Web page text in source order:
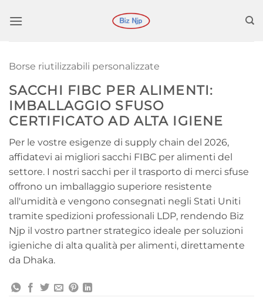
Borse riutilizzabili personalizzate
SACCHI FIBC PER ALIMENTI:
IMBALLAGGIO SFUSO
CERTIFICATO AD ALTA IGIENE
Per le vostre esigenze di supply chain del 2026,
affidatevi ai migliori sacchi FIBC per alimenti del
settore. I nostri sacchi per il trasporto di merci sfuse
offrono un imballaggio superiore resistente
all'umidità e vengono consegnati negli Stati Uniti
tramite spedizioni professionali LDP, rendendo Biz
Njp il vostro partner strategico ideale per soluzioni
igieniche di alta qualità per alimenti, direttamente
da Dhaka.